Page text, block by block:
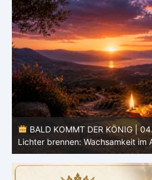
BALD KOMMT DER KÖNIG |
Herz: Heiligung beginnt im Inneren